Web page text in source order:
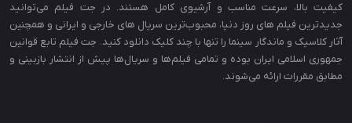
کیفیت بالا، سرعت مناسب و آرشیوی کامل هستند. در جت‌ فیلم می‌توانید
جدیدترین فیلم‌ های روز دنیا، محبوب‌ترین سریال‌ های خارجی و ایرانی و همچنین
آثار کلاسیک و ماندگار سینما را تنها با چند کلیک دانلود کنید. جت فیلم تابع قوانین
جمهوری اسلامی ایران بوده و تمامی فیلم‌ها و سریال‌ها پیش از انتشار بازبینی و
مطابق مقررات ارائه می‌شوند.